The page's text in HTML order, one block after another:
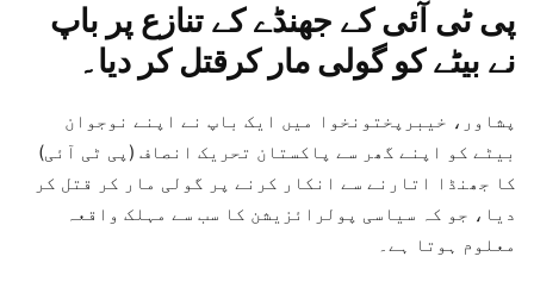
پی ٹی آئی کے جھنڈے کے تنازع پر باپ
نے بیٹے کو گولی مار کرقتل کر دیا۔
پشاور، خیبرپختونخوا میں ایک باپ نے اپنے نوجوان
بیٹے کو اپنے گھر سے پاکستان تحریک انصاف (پی ٹی آئی)
کا جھنڈا اتارنے سے انکار کرنے پر گولی مار کر قتل کر
دیا، جو کہ سیاسی پولرائزیشن کا سب سے مہلک واقعہ
معلوم ہوتا ہے۔